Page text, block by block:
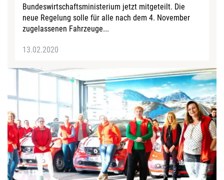
Bundeswirtschaftsministerium jetzt mitgeteilt. Die
neue Regelung solle für alle nach dem 4. November
zugelassenen Fahrzeuge...
13.02.2020